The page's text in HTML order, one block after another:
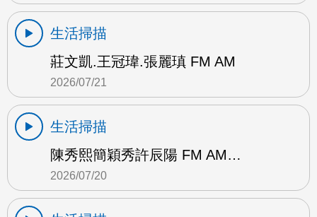
生活掃描
莊文凱.王冠瑋.張麗瑱 FM AM
2026/07/21
生活掃描
陳秀熙簡穎秀許辰陽 FM AM…
2026/07/20